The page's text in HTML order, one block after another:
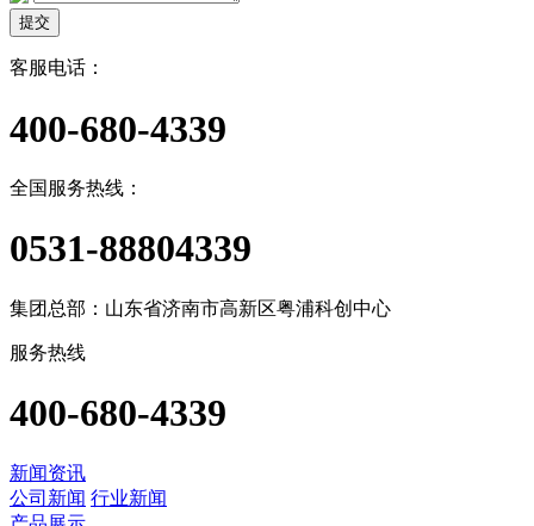
提交
客服电话：
400-680-4339
全国服务热线：
0531-88804339
集团总部：山东省济南市高新区粤浦科创中心
服务热线
400-680-4339
新闻资讯
公司新闻 行业新闻